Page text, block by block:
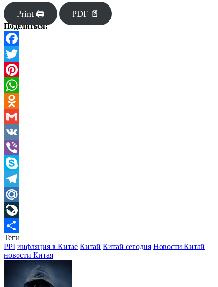
Print 🖨 PDF 📄
Поделиться:
Facebook
Twitter
Pinterest
WhatsApp
Odnoklassniki
Gmail
VK
Viber
Skype
Telegram
Mail.Ru
LiveJournal
Отправить
Теги
PPI инфляция в Китае Китай Китай сегодня Новости Китай
новости Китая